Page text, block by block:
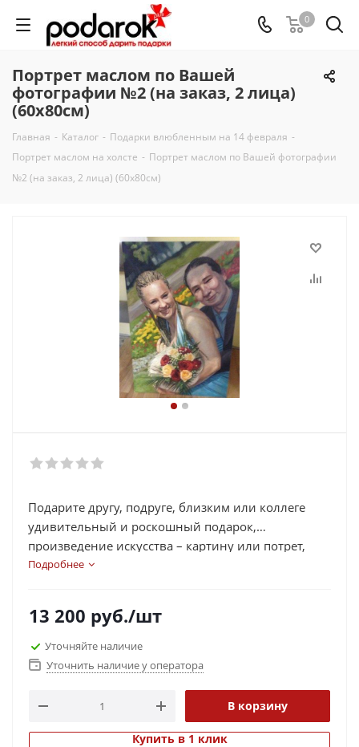
0
Портрет маслом по Вашей
фотографии №2 (на заказ, 2 лица)
(60х80см)
Главная - Каталог - Подарки влюбленным на 14 февраля -
Портрет маслом на холсте - Портрет маслом по Вашей фотографии
№2 (на заказ, 2 лица) (60х80см)
Подарите другу, подруге, близким или коллеге
удивительный и роскошный подарок,
произведение искусства – картину или потрет,
написанные маслом. Прекрасный и яркий
для кого важен запоминающийся интерьер дома.
Картины или портрет маслом – это одна из веток
живописи, которая несет в картине эффект
привлекает к себе внимание и очень выделяется в
Преимущества таких произведений искусств, в
Подробнее
13 200 руб./шт
Уточняйте наличие
Уточнить наличие у оператора
В корзину
Купить в 1 клик